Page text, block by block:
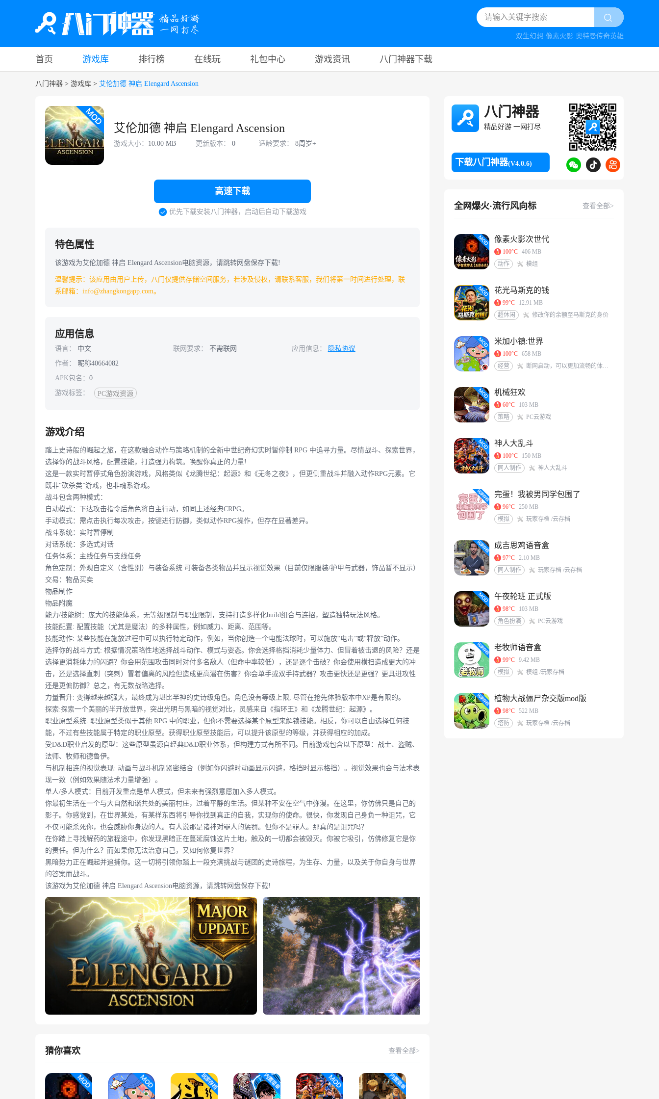
双生幻想 像素火影 奥特曼传奇英雄
首页 游戏库 排行榜 在线玩 礼包中心 游戏资讯 八门神器下载
八门神器 > 游戏库 > 艾伦加德 神启 Elengard Ascension
艾伦加德 神启 Elengard Ascension
游戏大小： 10.00 MB 更新版本： 0 适龄要求： 8周岁+
高速下载
优先下载安装八门神器，启动后自动下载游戏
特色属性
该游戏为艾伦加德 神启 Elengard Ascension电脑资源，请跳转网盘保存下载!
温馨提示：该应用由用户上传，八门仅提供存储空间服务，若涉及侵权，请联系客服，我们将第一时间进行处理，联
系邮箱：info@zhangkongapp.com。
应用信息
语言： 中文 联网要求： 不需联网 应用信息：
隐私协议
作者：
昵称40664082
APK包名： 0
游戏标签：
PC游戏资源
游戏介绍
踏上史诗般的崛起之旅，在这款融合动作与策略机制的全新中世纪奇幻实时暂停制 RPG 中追寻力量。尽情战斗、探索世界，
选择你的战斗风格，配置技能，打造强力构筑。唤醒你真正的力量!
这是一款实时暂停式角色扮演游戏，风格类似《龙腾世纪：起源》和《无冬之夜》，但更侧重战斗并融入动作RPG元素。它
既非“砍杀类”游戏，也非魂系游戏。
战斗包含两种模式：
自动模式：下达攻击指令后角色将自主行动，如同上述经典CRPG。
手动模式：需点击执行每次攻击，按键进行防御，类似动作RPG操作，但存在显著差异。
战斗系统：实时暂停制
对话系统：多选式对话
任务体系：主线任务与支线任务
角色定制：外观自定义（含性别）与装备系统 可装备各类物品并显示视觉效果（目前仅限服装/护甲与武器，饰品暂不显示）
交易：物品买卖
物品制作
物品附魔
能力/技能树：庞大的技能体系，无等级限制与职业限制，支持打造多样化build组合与连招，塑造独特玩法风格。
技能配置: 配置技能（尤其是魔法）的多种属性，例如威力、距离、范围等。
技能动作: 某些技能在施放过程中可以执行特定动作，例如，当你创造一个电能法球时，可以施放“电击”或“释放”动作。
选择你的战斗方式: 根据情况策略性地选择战斗动作、模式与姿态。你会选择格挡消耗少量体力、但冒着被击退的风险？还是
选择更消耗体力的闪避？你会用范围攻击同时对付多名敌人（但命中率较低），还是逐个击破？你会使用横扫造成更大的冲
击，还是选择直刺（突刺）冒着偏离的风险但造成更高潜在伤害？你会单手或双手持武器？攻击更快还是更强？更具进攻性
还是更偏防御？总之，有无数战略选择。
力量晋升: 变得越来越强大，最终成为堪比半神的史诗级角色。角色没有等级上限, 尽管在抢先体验版本中XP是有限的。
探索:探索一个美丽的半开放世界，突出光明与黑暗的视觉对比，灵感来自《指环王》和《龙腾世纪：起源》。
职业原型系统: 职业原型类似于其他 RPG 中的职业，但你不需要选择某个原型来解锁技能。相反，你可以自由选择任何技
能，不过有些技能属于特定的职业原型。获得职业原型技能后，可以提升该原型的等级，并获得相应的加成。
受D&D职业启发的原型：这些原型虽源自经典D&D职业体系，但构建方式有所不同。目前游戏包含以下原型：战士、盗贼、
法师、牧师和德鲁伊。
与机制相连的视觉表现: 动画与战斗机制紧密结合（例如你闪避时动画显示闪避，格挡时显示格挡）。视觉效果也会与法术表
现一致（例如效果随法术力量增强）。
单人/多人模式：目前开发重点是单人模式，但未来有强烈意愿加入多人模式。
你最初生活在一个与大自然和谐共处的美丽村庄，过着平静的生活。但某种不安在空气中弥漫。在这里，你仿佛只是自己的
影子。你感觉到，在世界某处，有某样东西将引导你找到真正的自我，实现你的使命。很快，你发现自己身负一种诅咒，它
不仅可能杀死你，也会威胁你身边的人。有人说那是诸神对罪人的惩罚。但你不是罪人。那真的是诅咒吗？
在你踏上寻找解药的旅程途中，你发现黑暗正在蔓延腐蚀这片土地，触及的一切都会被毁灭。你被它吸引，仿佛修复它是你
的责任。但为什么？而如果你无法治愈自己，又如何修复世界？
黑暗势力正在崛起并追捕你。这一切将引领你踏上一段充满挑战与谜团的史诗旅程，为生存、力量，以及关于你自身与世界
的答案而战斗。
该游戏为艾伦加德 神启 Elengard Ascension电脑资源，请跳转网盘保存下载!
猜你喜欢 查看全部>
八门神器
精品好游 一网打尽
下载八门神器(V4.0.6)
全网爆火·流行风向标 查看全部>
像素火影次世代
100°C 406 MB
动作
模组
花光马斯克的钱
99°C
12.91 MB
超休闲
修改你的余额至马斯克的身价
米加小镇:世界
100°C 658 MB
经营
断网启动，可以更加流畅的体验游戏<br/>米加/托卡玩家QQ交流群：117331491[action url=http://qm.qq.com/cgi-bin/qm/qr?_wv=1027&k=6X8Vf-nbKoIVVCzMHEKJaKq-S0A0zIrS&authKey=L77PNkwS6KWVs379sBDg9O7J%2BZLRFEjjXTWpXqGBveIRNdsENG0elvPpkFj%2FRVd7&noverify=0&group_code=117331491 text=加入QQ群聊]
机械狂欢
60°C
103 MB
策略
PC云游戏
神人大乱斗
100°C
150 MB
同人制作
神人大乱斗
完蛋！我被男同学包围了
96°C 250 MB
模拟
玩家存档 /云存档
成吉思鸡语音盒
97°C 2.10 MB
同人制作
玩家存档 /云存档
午夜轮班 正式版
98°C
103 MB
角色扮演
PC云游戏
老牧师语音盒
99°C 9.42 MB
模拟
模组 /玩家存档
植物大战僵尸杂交版mod版
98°C 522 MB
塔防
玩家存档 /云存档